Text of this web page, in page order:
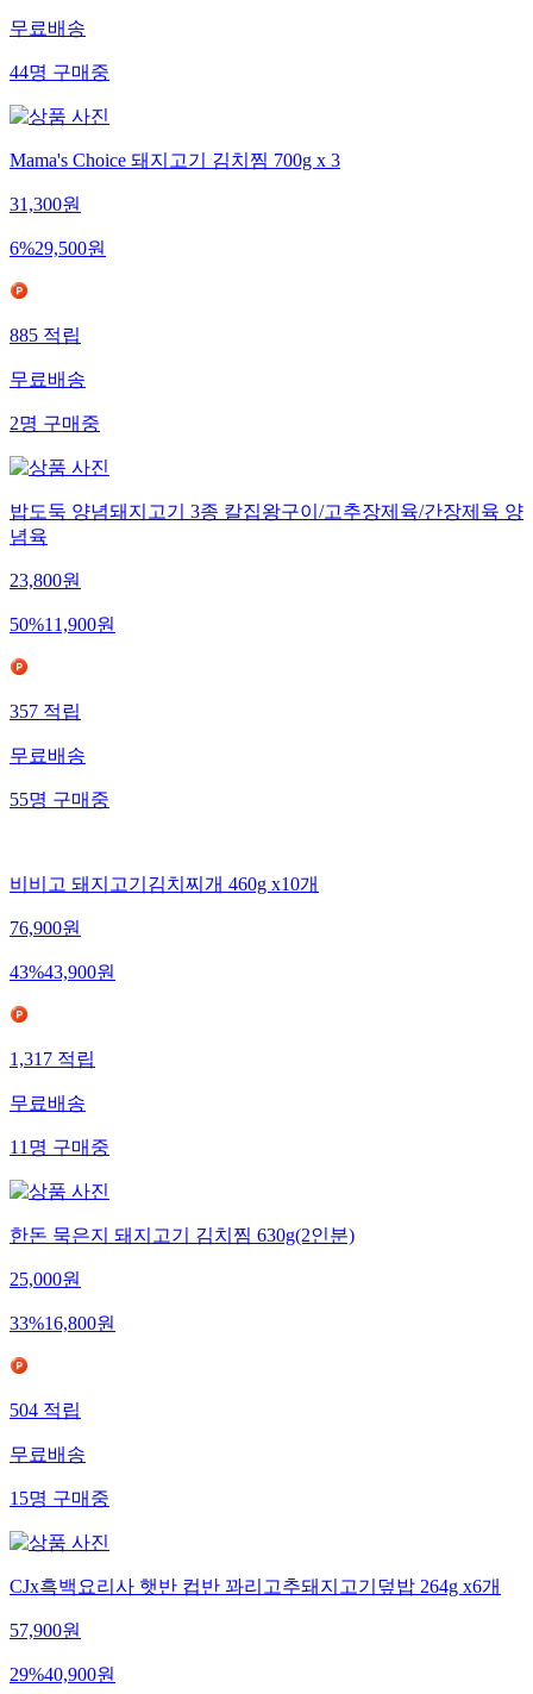
무료배송
44명구매중
Mama's Choice 돼지고기 김치찜 700g x 3
31,300원
6%29,500원
885적립
무료배송
2명구매중
밥도둑 양념돼지고기 3종 칼집왕구이/고추장제육/간장제육 양
념육
23,800원
50%11,900원
357적립
무료배송
55명구매중
비비고 돼지고기김치찌개 460g x10개
76,900원
43%43,900원
1,317적립
무료배송
11명구매중
한돈 묵은지 돼지고기 김치찜 630g(2인분)
25,000원
33%16,800원
504적립
무료배송
15명구매중
CJx흑백요리사 햇반 컵반 꽈리고추돼지고기덮밥 264g x6개
57,900원
29%40,900원